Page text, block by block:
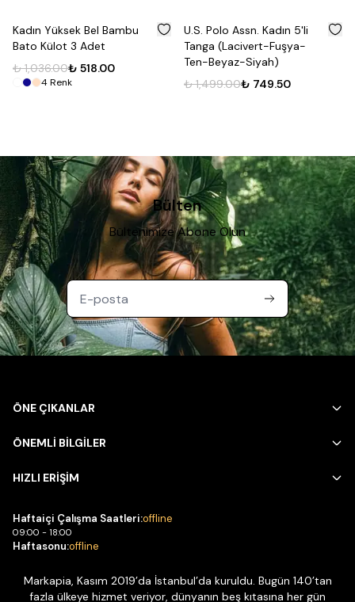
50
Kadın Yüksek Bel Bambu
Bato Külot 3 Adet
₺ 1,036.00₺ 518.00
4Renk
% 50
U.S. Polo Assn. Kadın 5'li
Tanga (Lacivert-Fuşya-
Ten-Beyaz-Siyah)
₺ 1,499.00₺ 749.50
Bülten
Bültenimize Abone Olun
ÖNE ÇIKANLAR
ÖNEMLİ BİLGİLER
HIZLI ERİŞİM
Haftaiçi Çalışma Saatleri:offline
09:00 - 18:00
Haftasonu:offline
Markapia, Kasım 2019’da İstanbul’da kuruldu. Bugün 140’tan
fazla ülkeye hizmet veriyor, dünyanın beş kıtasına her gün